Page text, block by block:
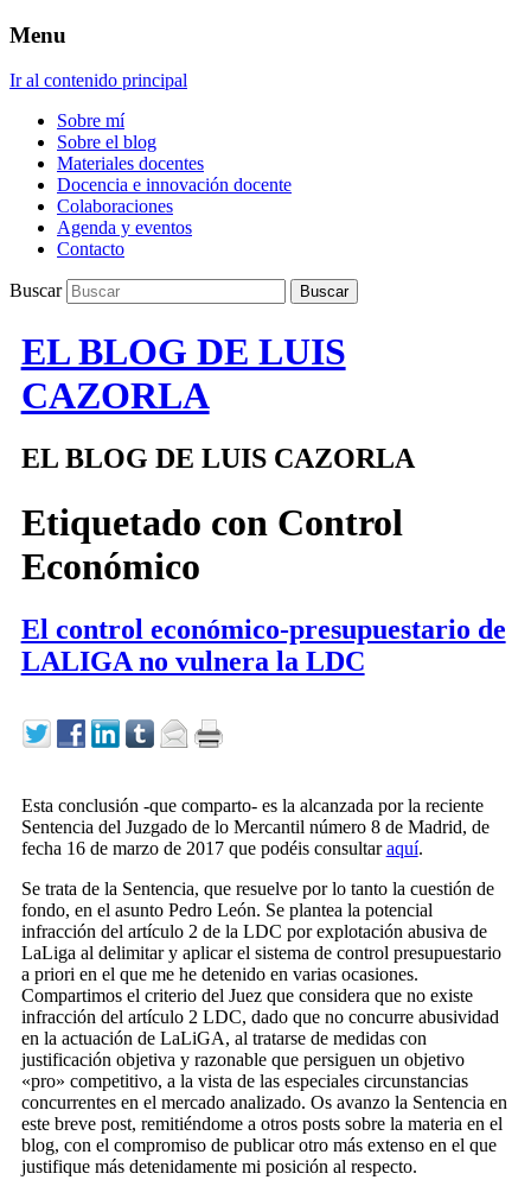
Menu
Ir al contenido principal
Sobre mí
Sobre el blog
Materiales docentes
Docencia e innovación docente
Colaboraciones
Agenda y eventos
Contacto
Buscar
EL BLOG DE LUIS
CAZORLA
EL BLOG DE LUIS CAZORLA
Etiquetado con Control
Económico
El control económico-presupuestario de
LALIGA no vulnera la LDC
Esta conclusión -que comparto- es la alcanzada por la reciente
Sentencia del Juzgado de lo Mercantil número 8 de Madrid, de
fecha 16 de marzo de 2017 que podéis consultaraquí.
Se trata de la Sentencia, que resuelve por lo tanto la cuestión de
fondo, en el asunto Pedro León. Se plantea la potencial
infracción del artículo 2 de la LDC por explotación abusiva de
LaLiga al delimitar y aplicar el sistema de control presupuestario
a priori en el que me he detenido en varias ocasiones.
Compartimos el criterio del Juez que considera que no existe
infracción del artículo 2 LDC, dado que no concurre abusividad
en la actuación de LaLiGA, al tratarse de medidas con
justificación objetiva y razonable que persiguen un objetivo
«pro» competitivo, a la vista de las especiales circunstancias
concurrentes en el mercado analizado. Os avanzo la Sentencia en
este breve post, remitiéndome a otros posts sobre la materia en el
blog, con el compromiso de publicar otro más extenso en el que
justifique más detenidamente mi posición al respecto.